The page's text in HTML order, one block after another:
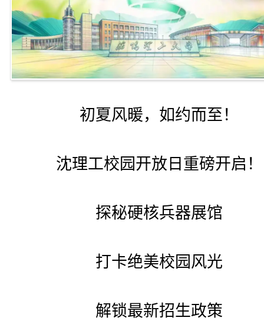
初夏风暖，如约而至！
沈理工校园开放日重磅开启！
探秘硬核兵器展馆
打卡绝美校园风光
解锁最新招生政策